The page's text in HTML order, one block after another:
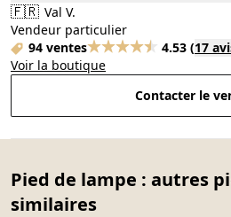
🇫🇷 Val V.
Vendeur particulier
94 ventes
4.53 (17
Voir la boutique
Contacter le
Pied de lampe : autres
similaires